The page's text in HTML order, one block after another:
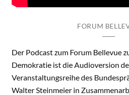
FORUM
Der Podcast zum Forum Bellevue
Demokratie ist die Audioversion
Veranstaltungsreihe des
Walter Steinmeier in